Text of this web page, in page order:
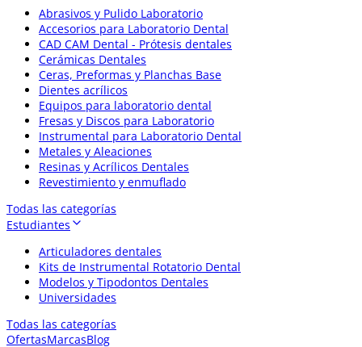
Abrasivos y Pulido Laboratorio
Accesorios para Laboratorio Dental
CAD CAM Dental - Prótesis dentales
Cerámicas Dentales
Ceras, Preformas y Planchas Base
Dientes acrílicos
Equipos para laboratorio dental
Fresas y Discos para Laboratorio
Instrumental para Laboratorio Dental
Metales y Aleaciones
Resinas y Acrílicos Dentales
Revestimiento y enmuflado
Todas las categorías
Estudiantes
Articuladores dentales
Kits de Instrumental Rotatorio Dental
Modelos y Tipodontos Dentales
Universidades
Todas las categorías
OfertasMarcasBlog